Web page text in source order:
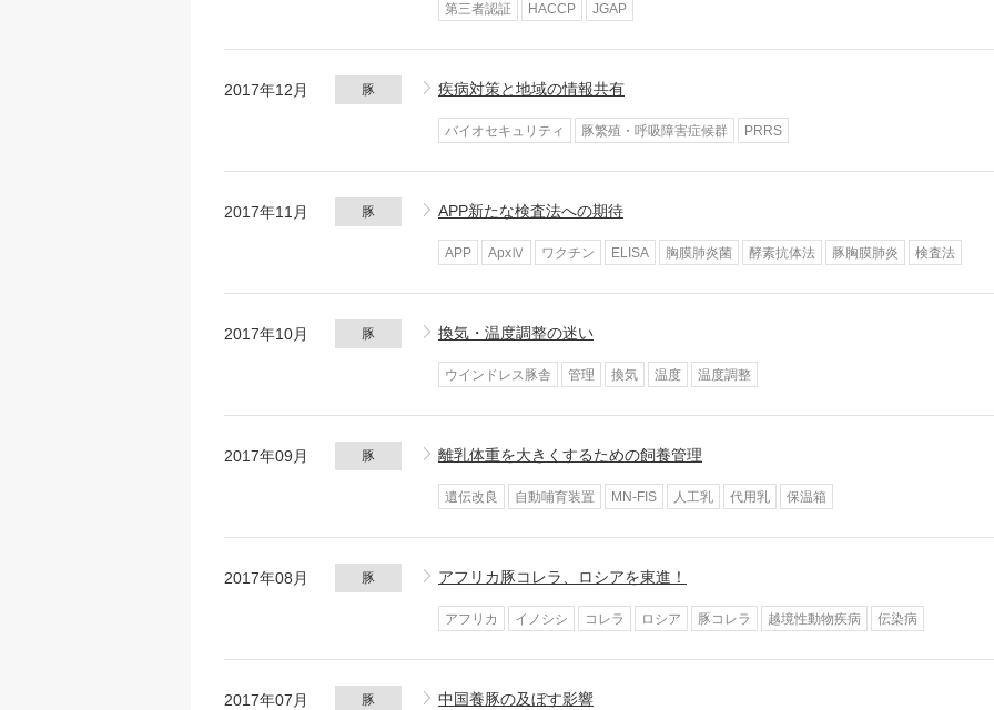
第三者認証 HACCP JGAP
2017年12月 豚 疾病対策と地域の情報共有
バイオセキュリティ 豚繁殖・呼吸障害症候群 PRRS
2017年11月 豚 APP新たな検査法への期待
APP ApxⅣ ワクチン ELISA 胸膜肺炎菌 酵素抗体法 豚胸膜肺炎 検査法
2017年10月 豚 換気・温度調整の迷い
ウインドレス豚舎 管理 換気 温度 温度調整
2017年09月 豚 離乳体重を大きくするための飼養管理
遺伝改良 自動哺育装置 MN-FIS 人工乳 代用乳 保温箱
2017年08月 豚 アフリカ豚コレラ、ロシアを東進！
アフリカ イノシシ コレラ ロシア 豚コレラ 越境性動物疾病 伝染病
2017年07月 豚 中国養豚の及ぼす影響